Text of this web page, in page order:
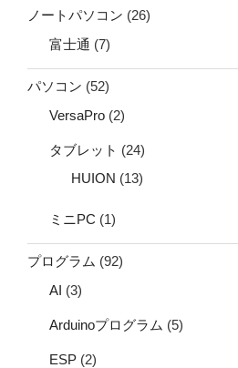
ノートパソコン (26)
富士通 (7)
パソコン (52)
VersaPro (2)
タブレット (24)
HUION (13)
ミニPC (1)
プログラム (92)
AI (3)
Arduinoプログラム (5)
ESP (2)